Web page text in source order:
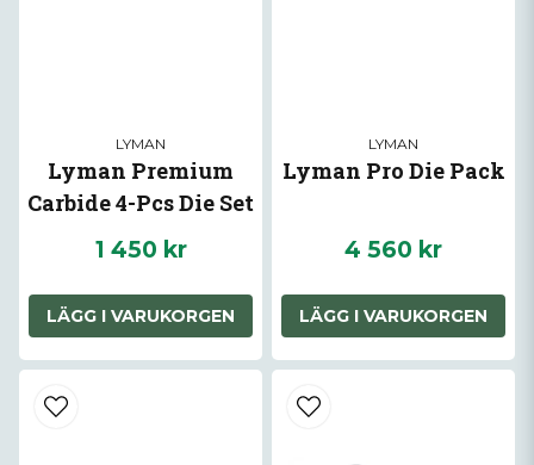
LYMAN
Lyman Premium
Carbide 4-Pcs Die Set
- 9mm
1 450 kr
LÄGG I VARUKORGEN
LYMAN
Lyman Pro Die Pack
4 560 kr
LÄGG I VARUKORGEN